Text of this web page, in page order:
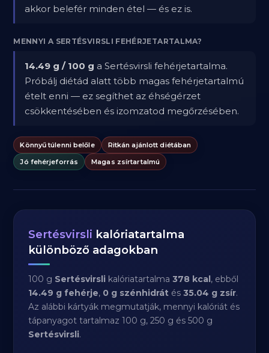
akkor belefér minden étel — és ez is.
MENNYI A SERTÉSVIRSLI FEHÉRJETARTALMA?
14.49 g / 100 g a Sertésvirsli fehérjetartalma.
Próbálj diétád alatt több magas fehérjetartalmú
ételt enni — ez segíthet az éhségérzet
csökkentésében és izomzatod megőrzésében.
Könnyű túlenni belőle
Ritkán ajánlott diétában
Jó fehérjeforrás
Magas zsírtartalmú
Sertésvirsli kalóriatartalma
különböző adagokban
100 g Sertésvirsli kalóriatartalma378 kcal, ebből
14.49 g fehérje, 0 g szénhidrát és35.04 g zsír.
Az alábbi kártyák megmutatják, mennyi kalóriát és
tápanyagot tartalmaz 100 g, 250 g és 500 g
Sertésvirsli.